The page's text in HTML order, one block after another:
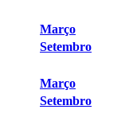
Março
Setembro
Março
Setembro